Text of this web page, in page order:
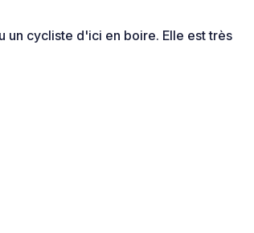
un cycliste d'ici en boire. Elle est très